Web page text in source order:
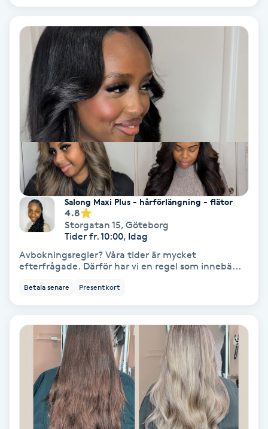
Dermapen
Diamantslipning
Enzympeeling
Extensions
Extensions borttagning
Eyeliner-tatuering
Face framing
Faceliftmassage
Fet hårbotten
Fettreducering
Fibromassage
Salong Maxi Plus - hårförlängning - flätor
4.8
Storgatan 15, Göteborg
Tider fr. 10:00, Idag
Avbokningsregler? Våra tider är mycket
efterfrågade. Därför har vi en regel som innebä...
Betala senare Presentkort